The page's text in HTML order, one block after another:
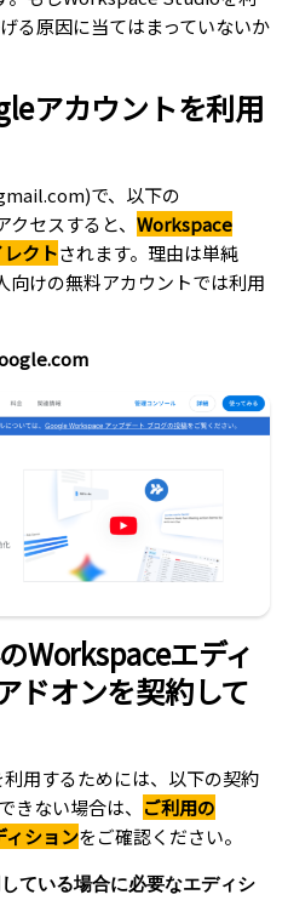
る原因に当てはまっていないか
アカウントを利用
で、以下の
セスすると、 Workspace
クトされます。理由は単純
けの無料アカウントでは利用
Workspaceエディ
ドオンを契約して
用するためには、以下の契約
きない場合は、 ご利用の
ションをご確認ください。
している場合に必要なエディシ